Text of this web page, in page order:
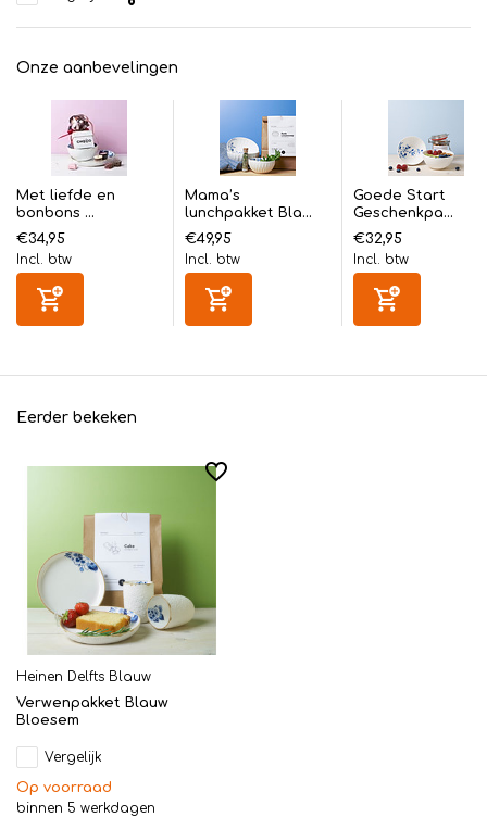
Onze aanbevelingen
Met liefde en
bonbons ...
€34,95
Incl. btw
Mama’s
lunchpakket Bla...
€49,95
Incl. btw
Goede Start
Geschenkpa...
€32,95
Incl. btw
Eerder bekeken
Heinen Delfts Blauw
Verwenpakket Blauw
Bloesem
Vergelijk
Op voorraad
binnen 5 werkdagen